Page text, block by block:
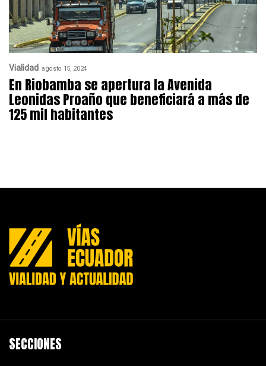
Vialidad agosto 15, 2024
En Riobamba se apertura la Avenida
Leonidas Proaño que beneficiará a más de
125 mil habitantes
SECCIONES